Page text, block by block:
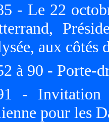
- Le 22
aux côtés
à 90 - Porte-
- Invitation
pour les